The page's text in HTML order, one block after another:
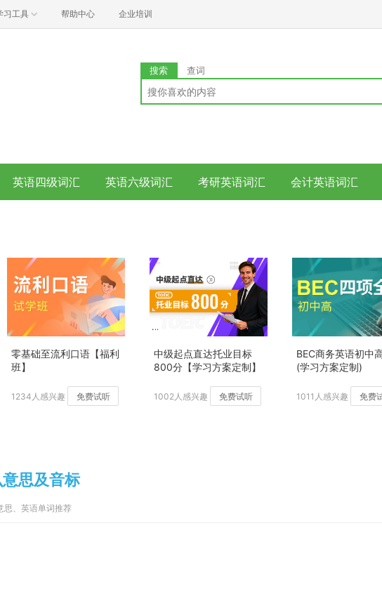
习工具 帮助中心 企业培训
搜索 查词
英语四级词汇 英语六级词汇 考研英语词汇 会计英语词汇
零基础至流利口语【福利
班】
1234人感兴趣 免费试听
中级起点直达托业目标
800分【学习方案定制】
1002人感兴趣 免费试听
BEC商务英语初中
(学习方案定制)
1011人感兴趣 免费
思及音标
思、英语单词推荐